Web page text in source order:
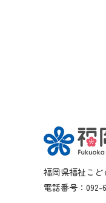
福岡県福祉こ
電話番号：092-